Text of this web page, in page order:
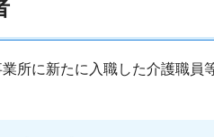
所に新たに入職した介護職員